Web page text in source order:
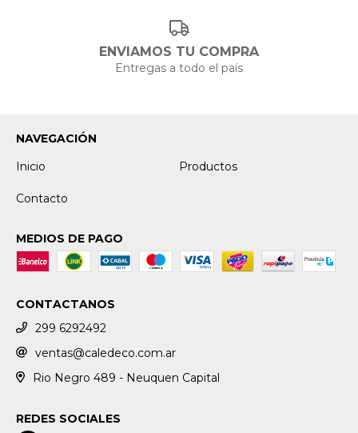
ENVIAMOS TU COMPRA
Entregas a todo el país
NAVEGACIÓN
Inicio
Productos
Contacto
MEDIOS DE PAGO
CONTACTANOS
299 6292492
ventas@caledeco.com.ar
Rio Negro 489 - Neuquen Capital
REDES SOCIALES